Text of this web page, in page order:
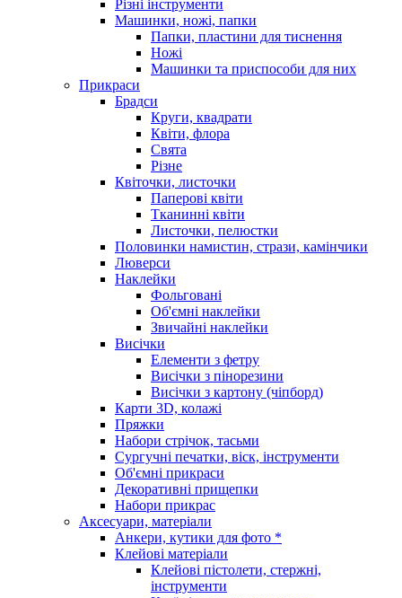
Різні інструменти
Машинки, ножі, папки
Папки, пластини для тиснення
Ножі
Машинки та приспособи для них
Прикраси
Брадси
Круги, квадрати
Квіти, флора
Свята
Різне
Квіточки, листочки
Паперові квіти
Тканинні квіти
Листочки, пелюстки
Половинки намистин, стрази, камінчики
Люверси
Наклейки
Фольговані
Об'ємні наклейки
Звичайні наклейки
Висічки
Елементи з фетру
Висічки з пінорезини
Висічки з картону (чіпборд)
Карти 3D, колажі
Пряжки
Набори стрічок, тасьми
Сургучні печатки, віск, інструменти
Об'ємні прикраси
Декоративні прищепки
Набори прикрас
Аксесуари, матеріали
Анкери, кутики для фото *
Клейові матеріали
Клейові пістолети, стержні,
інструменти